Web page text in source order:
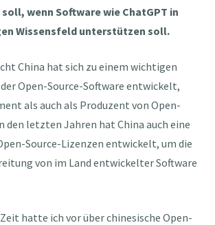
wenn Software wie ChatGPT in
Wissensfeld unterstützen soll.
China hat sich zu einem wichtigen
Open-Source-Software entwickelt,
als auch als Produzent von Open-
den letzten Jahren hat China auch eine
Source-Lizenzen entwickelt, um die
von im Land entwickelter Software
hatte ich vor über chinesische Open-